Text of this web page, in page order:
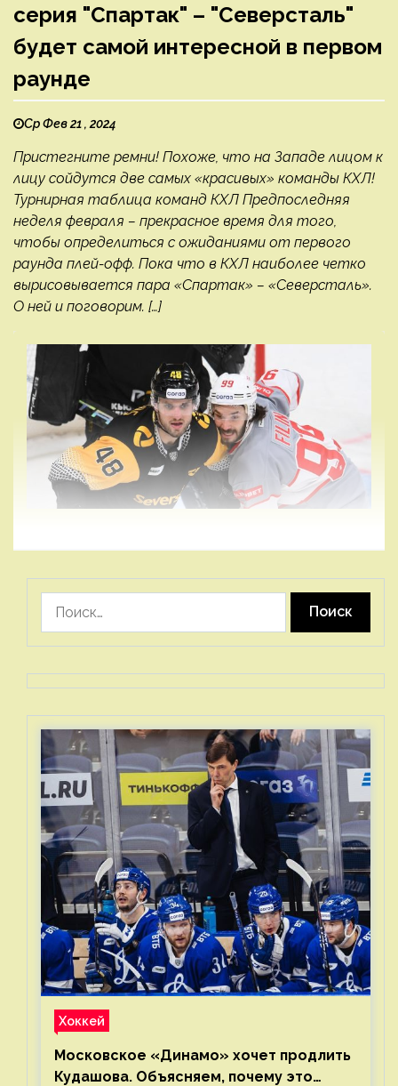
серия "Спартак" – "Северсталь"
будет самой интересной в первом
раунде
Ср Фев 21 , 2024
Пристегните ремни! Похоже, что на Западе лицом к
лицу сойдутся две самых «красивых» команды КХЛ!
Турнирная таблица команд КХЛ Предпоследняя
неделя февраля – прекрасное время для того,
чтобы определиться с ожиданиями от первого
раунда плей-офф. Пока что в КХЛ наиболее четко
вырисовывается пара «Спартак» – «Северсталь».
О ней и поговорим. […]
Хоккей
Московское «Динамо» хочет продлить
Кудашова. Объясняем, почему это